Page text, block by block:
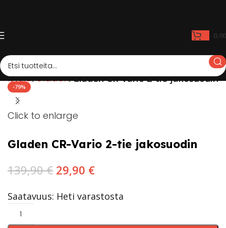
Gladen Gladen CR-Vario 2-tie jakosuodin
-79%
Click to enlarge
Gladen CR-Vario 2-tie jakosuodin
139,90€ 29,90 €
Saatavuus: Heti varastosta